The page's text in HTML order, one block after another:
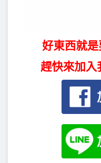
好東西就
趕快來加